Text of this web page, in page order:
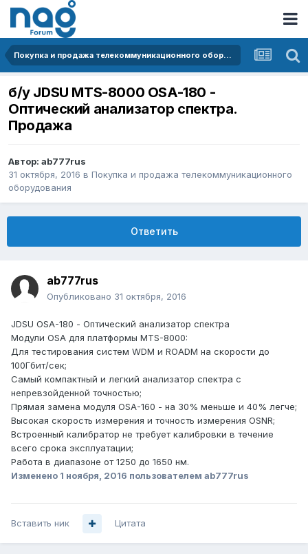
Покупка и продажа телекоммуникационного оборудования
б/у JDSU MTS-8000 OSA-180 -
Оптический анализатор спектра.
Продажа
Автор: ab777rus
31 октября, 2016 в Покупка и продажа телекоммуникационного
оборудования
Ответить
ab777rus
Опубликовано 31 октября, 2016
JDSU OSA-180 - Оптический анализатор спектра
Модули OSA для платформы MTS-8000:
Для тестирования систем WDM и ROADM на скорости до
100Гбит/сек;
Самый компактный и легкий анализатор спектра с
непревзойденной точностью;
Прямая замена модуля OSA-160 - на 30% меньше и 40% легче;
Высокая скорость измерения и точность измерения OSNR;
Встроенный калибратор не требует калибровки в течение
всего срока эксплуатации;
Работа в диапазоне от 1250 до 1650 нм.
Изменено 1 ноября, 2016 пользователем ab777rus
Вставить ник Цитата